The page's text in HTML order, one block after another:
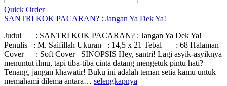
Quick Order
SANTRI KOK PACARAN? : Jangan Ya Dek Ya!
Judul : SANTRI KOK PACARAN? : Jangan Ya Dek Ya!
Penulis : M. Saifillah Ukuran : 14,5 x 21 Tebal : 68 Halaman
Cover : Soft Cover SINOPSIS Hey, santri! Lagi asyik-asyiknya
menuntut ilmu, tapi tiba-tiba cinta datang mengetuk pintu hati?
Tenang, jangan khawatir! Buku ini adalah teman setia kamu untuk
memahami dilema antara… selengkapnya